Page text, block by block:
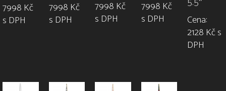
7998 Kč
s DPH
7998 Kč
s DPH
7998 Kč
s DPH
7998 Kč
s DPH
Cena:
2128 Kč s
DPH